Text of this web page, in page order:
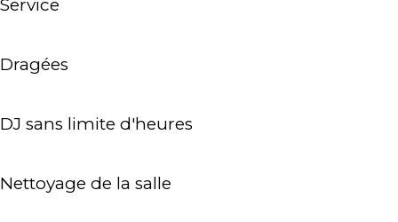
Service
Dragées
DJ sans limite d'heures
Nettoyage de la salle